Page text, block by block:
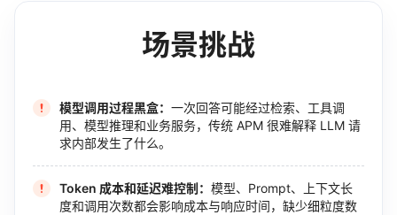
场景挑战
模型调用过程黑盒： 一次回答可能经过检索、工具调
用、模型推理和业务服务，传统 APM 很难解释 LLM 请
求内部发生了什么。
Token 成本和延迟难控制： 模型、Prompt、上下文长
度和调用次数都会影响成本与响应时间，缺少细粒度数